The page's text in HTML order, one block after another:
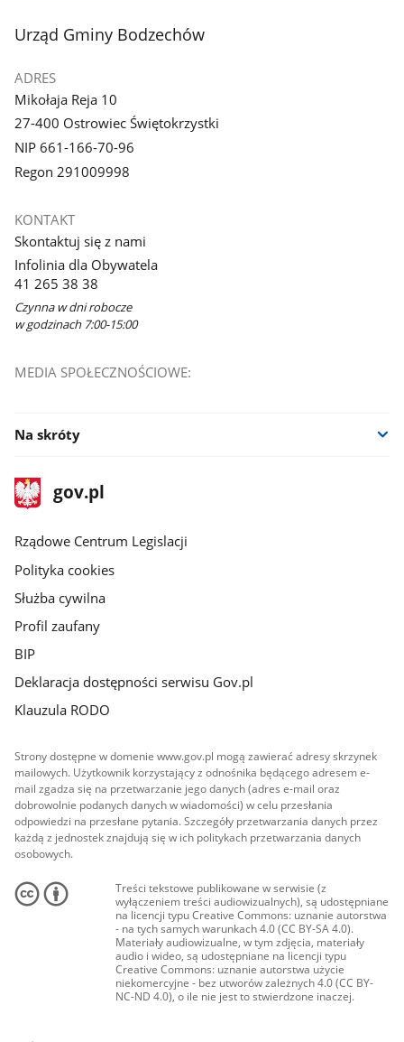
stopka
Urząd Gminy Bodzechów
ADRES
Mikołaja Reja 10
27-400 Ostrowiec Świętokrzystki
NIP 661-166-70-96
Regon 291009998
KONTAKT
Skontaktuj się z nami
Infolinia dla Obywatela
41 265 38 38
Czynna w dni robocze
w godzinach 7:00-15:00
MEDIA SPOŁECZNOŚCIOWE:
Na skróty
stopka
gov.plStrona
gov.pl
Rządowe Centrum Legislacji
Polityka cookies
Służba cywilna
Profil zaufany
BIP
Deklaracja dostępności serwisu Gov.pl
Klauzula RODO
Strony dostępne w domenie www.gov.pl mogą zawierać adresy skrzynek
mailowych. Użytkownik korzystający z odnośnika będącego adresem e-
mail zgadza się na przetwarzanie jego danych (adres e-mail oraz
dobrowolnie podanych danych w wiadomości) w celu przesłania
odpowiedzi na przesłane pytania. Szczegóły przetwarzania danych przez
każdą z jednostek znajdują się w ich politykach przetwarzania danych
osobowych.
Treści tekstowe publikowane w serwisie (z
wyłączeniem treści audiowizualnych), są udostępniane
na licencji typu Creative Commons: uznanie autorstwa
- na tych samych warunkach 4.0 (CC BY-SA 4.0).
Materiały audiowizualne, w tym zdjęcia, materiały
audio i wideo, są udostępniane na licencji typu
Creative Commons: uznanie autorstwa użycie
niekomercyjne - bez utworów zależnych 4.0 (CC BY-
NC-ND 4.0), o ile nie jest to stwierdzone inaczej.